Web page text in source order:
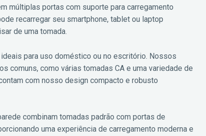
múltiplas portas com suporte para carregamento
recarregar seu smartphone, tablet ou laptop
de uma tomada.
para uso doméstico ou no escritório. Nossos
comuns, como várias tomadas CA e uma variedade de
com nosso design compacto e robusto
combinam tomadas padrão com portas de
uma experiência de carregamento moderna e